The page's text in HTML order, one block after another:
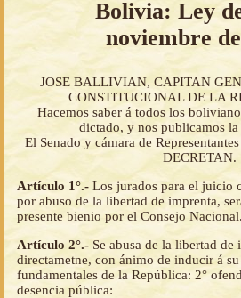
Bolivia: Ley
noviembre
JOSE BALLIVIAN, CAPITAN
CONSTITUCIONAL DE LA
Hacemos saber á todos los
dictado, y nos publicamos
El Senado y cámara de
DECRETAN.
Artículo 1°.- Los jurados para el juicio
por abuso de la libertad de imprenta,
presente bienio por el Consejo Nacional.
Artículo 2°.- Se abusa de la libertad de
directametne, con ánimo de inducir á
fundamentales de la República: 2°
desencia pública: